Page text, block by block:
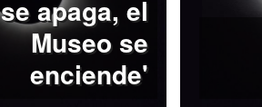
se apaga, el
Museo se
enciende'